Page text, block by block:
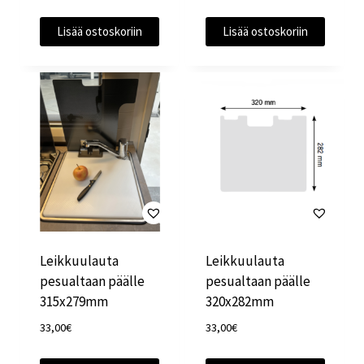
Lisää ostoskoriin Lisää ostoskoriin
Leikkuulauta
pesualtaan päälle
315x279mm
33,00€
Leikkuulauta
pesualtaan päälle
320x282mm
33,00€